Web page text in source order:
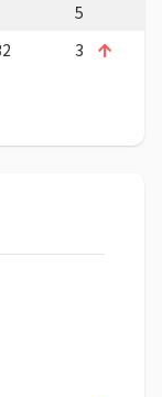
5
3